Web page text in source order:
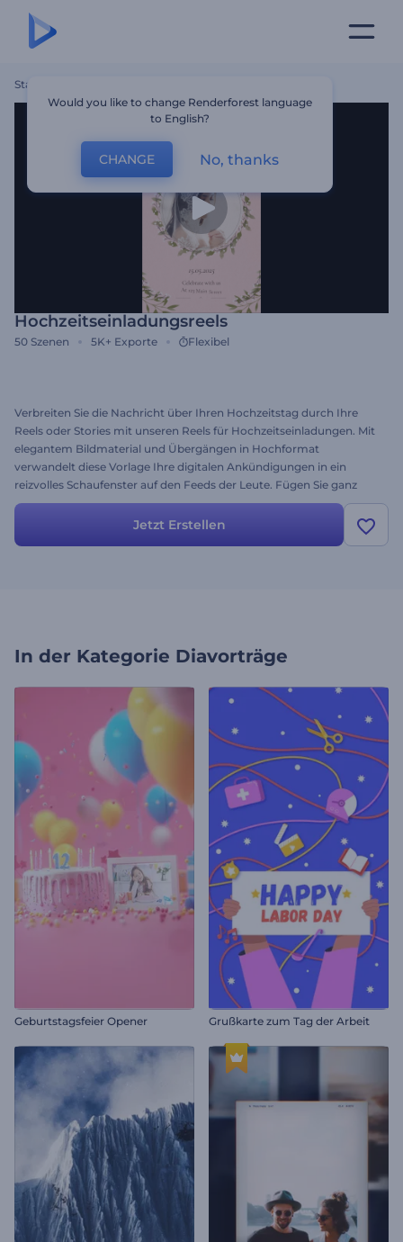
Startseite
Hochzeitseinladungsreels
50 Szenen 5K+ Exporte Flexibel
Verbreiten Sie die Nachricht über Ihren Hochzeitstag durch Ihre
Reels oder Stories mit unseren Reels für Hochzeitseinladungen. Mit
elegantem Bildmaterial und Übergängen in Hochformat
verwandelt diese Vorlage Ihre digitalen Ankündigungen in ein
reizvolles Schaufenster auf den Feeds der Leute. Fügen Sie ganz
einfach Ihre Lieblingsfotos, Namen und wichtigen
Veranstaltungsdetails hinzu und personalisieren Sie jeden Rahmen
für eine Einladung, die Ihren einzigartigen Stil widerspiegelt.
Jetzt Erstellen
In der Kategorie Diavorträge
Geburtstagsfeier Opener Grußkarte zum Tag der Arbeit
Would you like to change Renderforest language
to English?
CHANGE No, thanks